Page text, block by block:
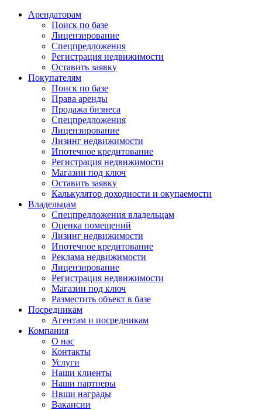
Арендаторам
Поиск по базе
Лицензирование
Спецпредложения
Регистрация недвижимости
Оставить заявку
Покупателям
Поиск по базе
Права аренды
Продажа бизнеса
Спецпредложения
Лицензирование
Лизинг недвижимости
Ипотечное кредитование
Регистрация недвижимости
Магазин под ключ
Оставить заявку
Калькулятор доходности и окупаемости
Владельцам
Спецпредложения владельцам
Оценка помещений
Лизинг недвижимости
Ипотечное кредитование
Реклама недвижимости
Лицензирование
Регистрация недвижимости
Магазин под ключ
Разместить объект в базе
Посредникам
Агентам и посредникам
Компания
О нас
Контакты
Услуги
Наши клиенты
Наши партнеры
Нвши награды
Вакансии